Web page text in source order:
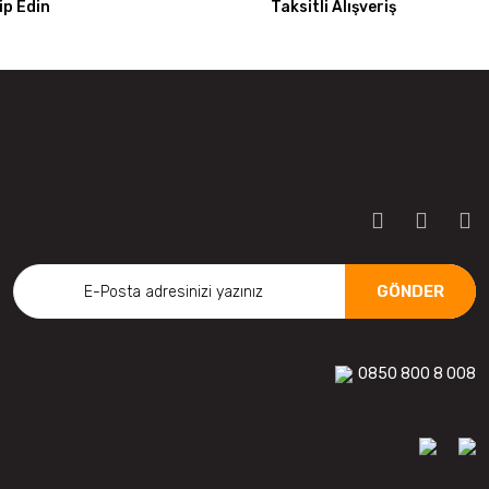
Edin Taksitli Alışveriş
GÖNDER
0850 800 8 008